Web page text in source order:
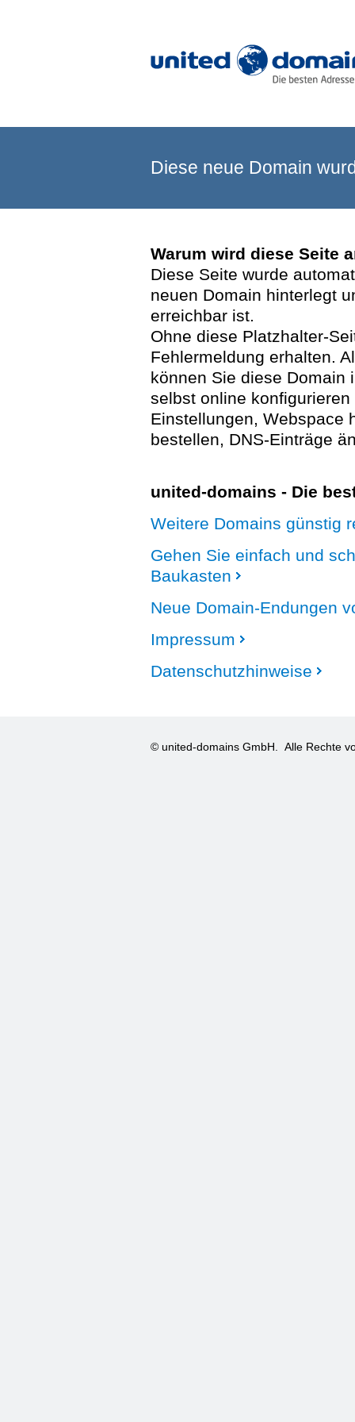
Diese neue Domain
Warum wird diese Seite
Diese Seite wurde
neuen Domain hinterlegt
erreichbar ist.
Ohne diese Platzhalter-
Fehlermeldung erhalten.
können Sie diese Domain
selbst online
Einstellungen, Webspace
bestellen, DNS-Einträge
united-domains - Die
Weitere Domains günstig
Gehen Sie einfach und
Baukasten
Neue Domain-Endungen
Impressum
Datenschutzhinweise
© united-domains GmbH. Alle Rechte